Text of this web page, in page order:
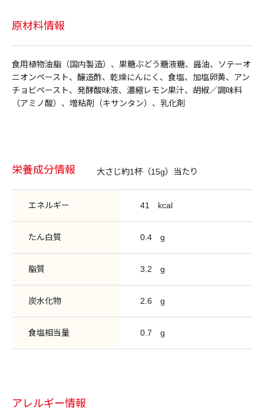
原材料情報
食用植物油脂（国内製造）、果糖ぶどう糖液糖、醤油、ソテーオ
ニオンペースト、醸造酢、乾燥にんにく、食塩、加塩卵黄、アン
チョビペースト、発酵酸味液、濃縮レモン果汁、胡椒／調味料
（アミノ酸）、増粘剤（キサンタン）、乳化剤
栄養成分情報 大さじ約1杯（15g）当たり
エネルギー 41 kcal
たん白質 0.4 g
脂質 3.2 g
炭水化物 2.6 g
食塩相当量 0.7 g
アレルギー情報